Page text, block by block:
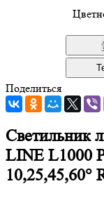
Поделиться
Cветильник
LINE L1000
10,25,45,60°